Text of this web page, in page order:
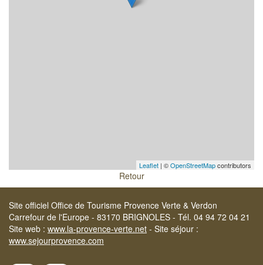
Leaflet | ©OpenStreetMapcontributors
Retour
Site officiel Office de Tourisme Provence Verte & Verdon
Carrefour de l'Europe - 83170 BRIGNOLES - Tél. 04 94 72 04 21
Site web : www.la-provence-verte.net - Site séjour :
www.sejourprovence.com